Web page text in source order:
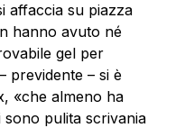
affaccia su piazza
hanno avuto né
gel per
previdente – si è
«che almeno ha
sono pulita scrivania